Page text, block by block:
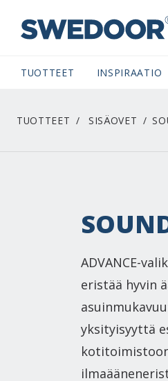
SWEDOOR
TUOTTEET INSPIRAATIO
TUOTTEET SISÄOVET
ADVANCE-
eristää hyvin
yksityisyyttä